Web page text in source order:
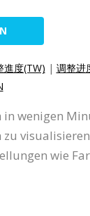
進度(TW) | 调整进
wenigen
wie